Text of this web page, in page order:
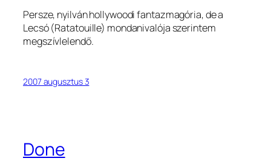
Persze, nyilván hollywoodi fantazmagória, de a
Lecsó (Ratatouille) mondanivalója szerintem
megszívlelendő.
2007 augusztus 3
Done